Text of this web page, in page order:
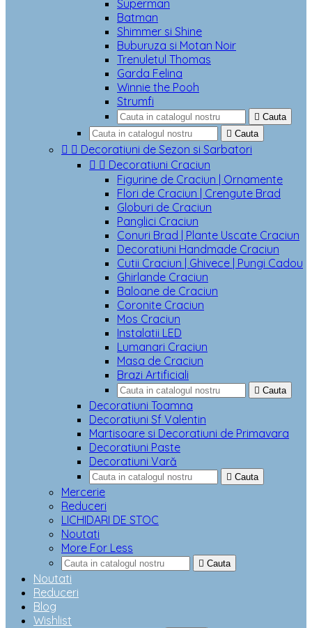
Superman
Batman
Shimmer si Shine
Buburuza si Motan Noir
Trenuletul Thomas
Garda Felina
Winnie the Pooh
Strumfi
 Cauta
 Cauta
  Decoratiuni de Sezon si Sarbatori
  Decoratiuni Craciun
Figurine de Craciun | Ornamente
Flori de Craciun | Crengute Brad
Globuri de Craciun
Panglici Craciun
Conuri Brad | Plante Uscate Craciun
Decoratiuni Handmade Craciun
Cutii Craciun | Ghivece | Pungi Cadou
Ghirlande Craciun
Baloane de Craciun
Coronite Craciun
Mos Craciun
Instalatii LED
Lumanari Craciun
Masa de Craciun
Brazi Artificiali
 Cauta
Decoratiuni Toamna
Decoratiuni Sf Valentin
Martisoare si Decoratiuni de Primavara
Decoratiuni Paste
Decoratiuni Vară
 Cauta
Mercerie
Reduceri
LICHIDARI DE STOC
Noutati
More For Less
 Cauta
Noutati
Reduceri
Blog
Wishlist